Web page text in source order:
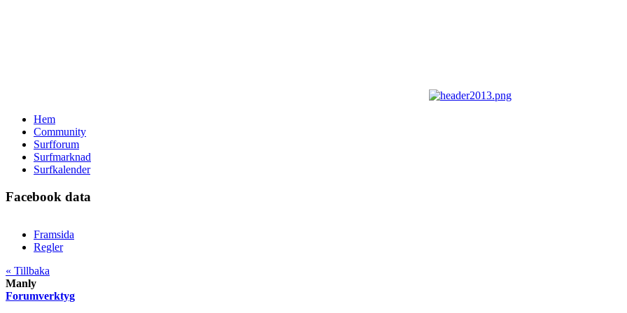
Hem
Community
Surfforum
Surfmarknad
Surfkalender
Facebook data
Framsida
Regler
« Tillbaka
Manly
Forumverktyg